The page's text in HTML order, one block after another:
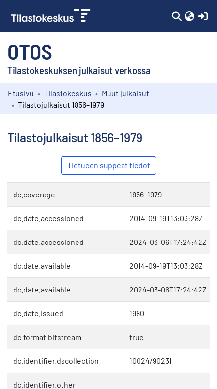
OTOS
Tilastokeskuksen julkaisut verkossa
Kokoelmat
Etusivu Tilastokeskus
Muut julkaisut
Tilastojulkaisut 1856–1979
Tilastojulkaisut 1856–1979
Tietueen suppeat tiedot
dc.coverage 1856–1979
dc.date.accessioned 2014-09-19T13:03:28Z
dc.date.accessioned 2024-03-06T17:24:42Z
dc.date.available 2014-09-19T13:03:28Z
dc.date.available 2024-03-06T17:24:42Z
dc.date.issued 1980
dc.format.bitstream true
dc.identifier.dscollection 10024/90231
dc.identifier.other